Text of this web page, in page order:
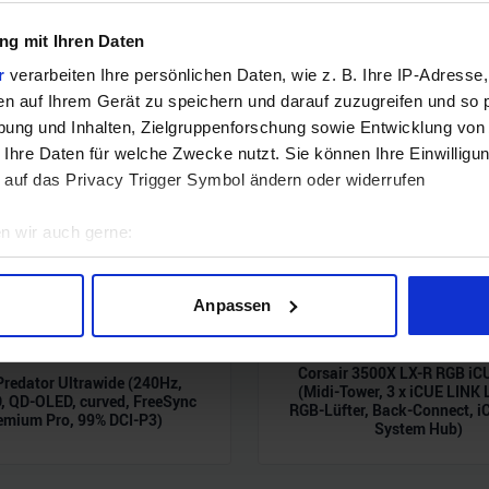
mit Ihren Daten
verarbeiten Ihre persönlichen Daten, wie z. B. Ihre IP-
auf Ihrem Gerät zu speichern und darauf zuzugreifen und so
und Inhalten, Zielgruppenforschung sowie Entwicklung
Daten für welche Zwecke nutzt. Sie können Ihre
das Privacy Trigger Symbol ändern oder widerrufen
wir auch gerne:
Lage erfassen, welche bis auf einige Meter genau
Ihre persönlichen Daten verarbeitet werden, und legen Sie
und Anzeigen zu personalisieren, Funktionen für soziale
zu analysieren. Außerdem geben wir Informationen zu
Anpassen
Ultrawide (240Hz,
QD-OLED, curved, FreeSync
Pro, 99% DCI-P3)
Corsair 3500X LX-R RGB
(Midi-Tower, 3 x iCUE LINK
RGB-Lüfter, Back-Connect,
System Hub)